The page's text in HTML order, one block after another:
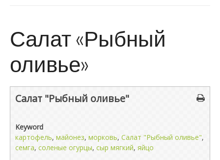
Салат «Рыбный
оливье»
Салат "Рыбный оливье"
Keyword
картофель, майонез, морковь, Салат "Рыбный оливье",
семга, соленые огурцы, сыр мягкий, яйцо